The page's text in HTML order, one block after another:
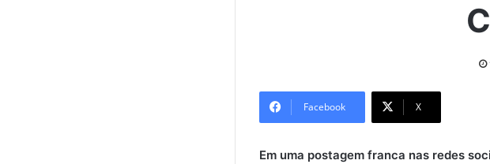
Facebook X
Em uma postagem franca nas redes